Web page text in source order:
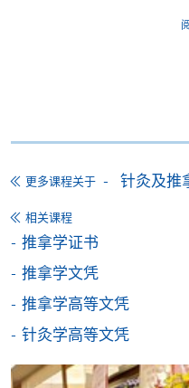
办事」、微信支付（
2. 支票或银行本票
如以划线支票或银行本
学专业进修学院」。支
亲临学院各报名中心
更多课程关于 针灸及推
相关课程
推拿学证书
推拿学文凭
推拿学高等文凭
针灸学高等文凭